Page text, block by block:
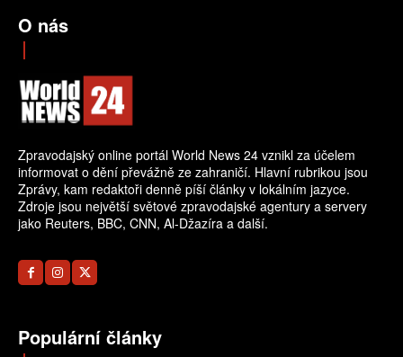
O nás
Zpravodajský online portál World News 24 vznikl za účelem
informovat o dění převážně ze zahraničí. Hlavní rubrikou jsou
Zprávy, kam redaktoři denně píší články v lokálním jazyce.
Zdroje jsou největší světové zpravodajské agentury a servery
jako Reuters, BBC, CNN, Al-Džazíra a další.
Populární články